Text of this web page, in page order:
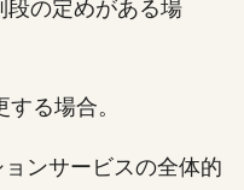
段の定めがある場
る場合。
ンサービスの全体的